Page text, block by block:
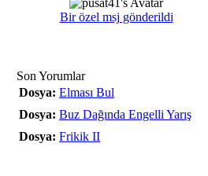
Bir özel msj gönderildi
Son Yorumlar
Dosya: Elması Bul
Dosya: Buz Dağında Engelli Yarış
Dosya: Frikik II